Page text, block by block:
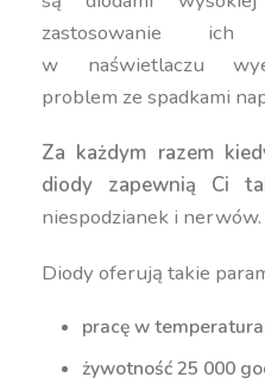
zastosowanie ich
w naświetlaczu
problem ze spadkami
Za każdym razem
diody zapewnią Ci
niespodzianek i nerwów.
Diody oferują takie
pracę w
żywotność 25 000